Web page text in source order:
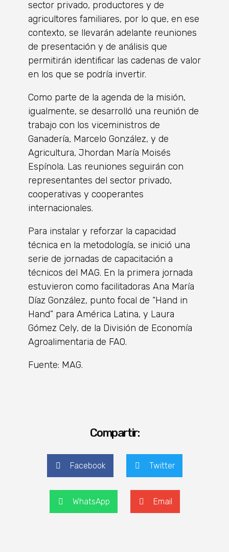
sector privado, productores y de
agricultores familiares, por lo que, en ese
contexto, se llevarán adelante reuniones
de presentación y de análisis que
permitirán identificar las cadenas de valor
en los que se podría invertir.
Como parte de la agenda de la misión,
igualmente, se desarrolló una reunión de
trabajo con los viceministros de
Ganadería, Marcelo González, y de
Agricultura, Jhordan María Moisés
Espínola. Las reuniones seguirán con
representantes del sector privado,
cooperativas y cooperantes
internacionales.
Para instalar y reforzar la capacidad
técnica en la metodología, se inició una
serie de jornadas de capacitación a
técnicos del MAG. En la primera jornada
estuvieron como facilitadoras Ana María
Díaz González, punto focal de “Hand in
Hand” para América Latina, y Laura
Gómez Cely, de la División de Economía
Agroalimentaria de FAO.
Fuente: MAG.
Compartir:
Facebook Twitter
WhatsApp Email